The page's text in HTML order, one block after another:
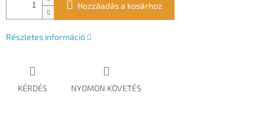
Hozzáadás a kosárhoz
Részletes információ
KÉRDÉS NYOMON KÖVETÉS